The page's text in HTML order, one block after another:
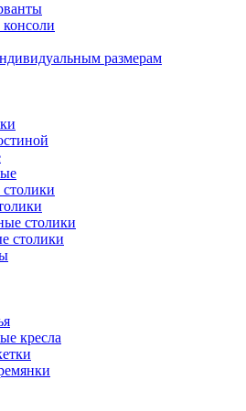
размерам
столики
столики
кресла